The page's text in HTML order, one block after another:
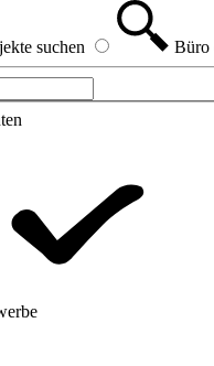
suchen Büro